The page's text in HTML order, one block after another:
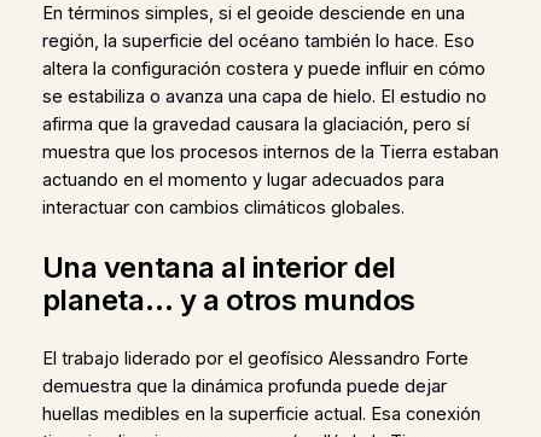
En términos simples, si el geoide desciende en una
región, la superficie del océano también lo hace. Eso
altera la configuración costera y puede influir en cómo
se estabiliza o avanza una capa de hielo. El estudio no
afirma que la gravedad causara la glaciación, pero sí
muestra que los procesos internos de la Tierra estaban
actuando en el momento y lugar adecuados para
interactuar con cambios climáticos globales.
Una ventana al interior del
planeta… y a otros mundos
El trabajo liderado por el geofísico Alessandro Forte
demuestra que la dinámica profunda puede dejar
huellas medibles en la superficie actual. Esa conexión